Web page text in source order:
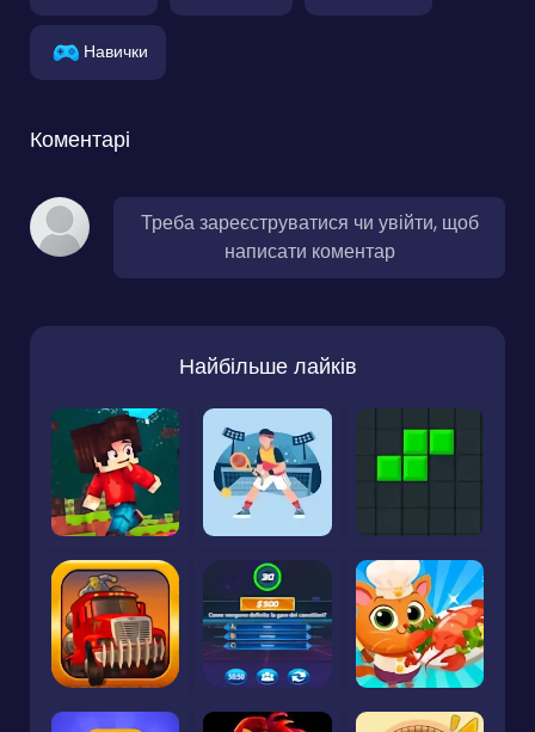
Навички
Коментарі
Треба зареєструватися чи увійти, щоб
написати коментар
Найбільше лайків